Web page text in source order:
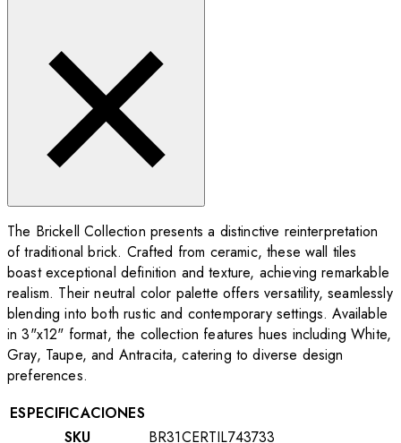
The Brickell Collection presents a distinctive reinterpretation
of traditional brick. Crafted from ceramic, these wall tiles
boast exceptional definition and texture, achieving remarkable
realism. Their neutral color palette offers versatility, seamlessly
blending into both rustic and contemporary settings. Available
in 3"x12" format, the collection features hues including White,
Gray, Taupe, and Antracita, catering to diverse design
preferences.
ESPECIFICACIONES
SKU
BR31CERTIL743733